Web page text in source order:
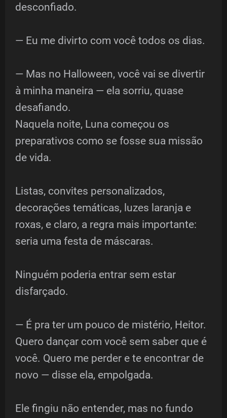
desconfiado.
— Eu me divirto com você todos os dias.
— Mas no Halloween, você vai se divertir
à minha maneira — ela sorriu, quase
desafiando.
Naquela noite, Luna começou os
preparativos como se fosse sua missão
de vida.
Listas, convites personalizados,
decorações temáticas, luzes laranja e
roxas, e claro, a regra mais importante:
seria uma festa de máscaras.
Ninguém poderia entrar sem estar
disfarçado.
— É pra ter um pouco de mistério, Heitor.
Quero dançar com você sem saber que é
você. Quero me perder e te encontrar de
novo — disse ela, empolgada.
Ele fingiu não entender, mas no fundo